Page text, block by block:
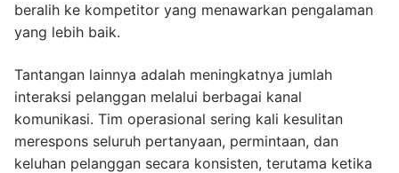
beralih ke kompetitor yang menawarkan pengalaman
yang lebih baik.
Tantangan lainnya adalah meningkatnya jumlah
interaksi pelanggan melalui berbagai kanal
komunikasi. Tim operasional sering kali kesulitan
merespons seluruh pertanyaan, permintaan, dan
keluhan pelanggan secara konsisten, terutama ketika